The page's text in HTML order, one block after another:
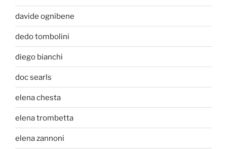
davide ognibene
dedo tombolini
diego bianchi
doc searls
elena chesta
elena trombetta
elena zannoni